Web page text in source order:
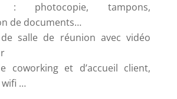
: photocopie, tampons,
de documents…
salle de réunion avec vidéo
coworking et d’accueil client,
wifi …